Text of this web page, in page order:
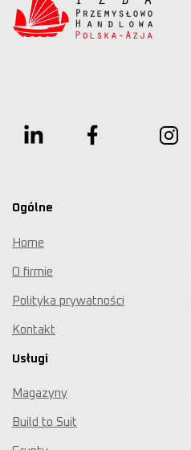
Ogólne
Home
O firmie
Polityka prywatności
Kontakt
Usługi
Magazyny
Build to Suit